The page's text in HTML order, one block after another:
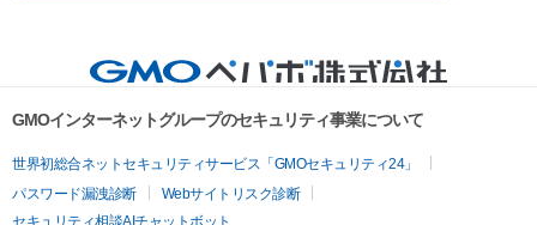
GMOインターネットグループのセキュリティ事業について
世界初総合ネットセキュリティサービス「GMOセキュリティ24」
パスワード漏洩診断
Webサイトリスク診断
セキュリティ相談AIチャットボット